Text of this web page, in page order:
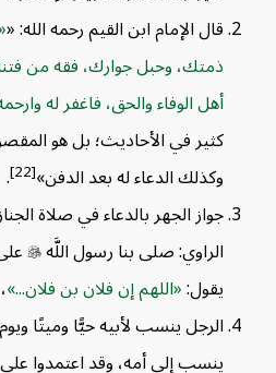
قال الإمام ابن القيم رحمه الله: «
ذمتك، وحبل جوارك، فقه من فتنة
أهل الوفاء والحق، فاغفر له
كثير في الأحاديث؛ بل هو
وكذلك الدعاء له بعد الدفن»[22]
.
جواز الجهر بالدعاء في صلاة
الراوي: صلى بنا رسول اللَّهعلى
يقول: اللهم إن فلان بن فلان... ،
الرجل ينسب لأبيه حيًّا وميتًا ويوم
ينسب إلى أمه، وقد اعتمدوا